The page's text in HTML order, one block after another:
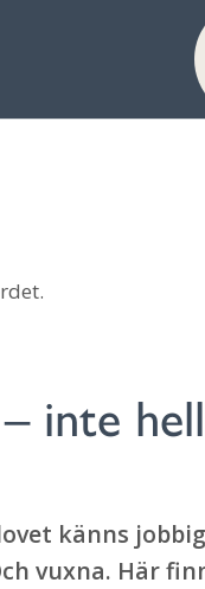
inte
känns
vuxna. Här